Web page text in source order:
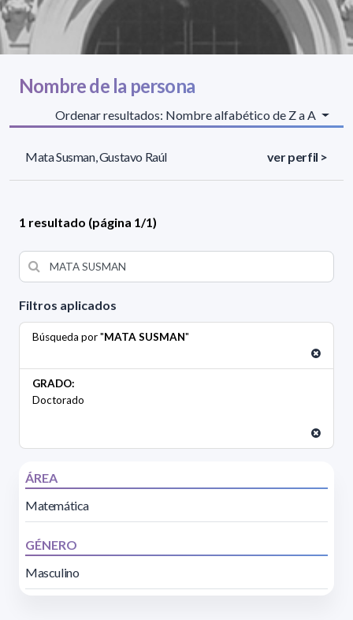
Filtros aplicados
Búsqueda por "MATA SUSMAN"
GRADO:
Doctorado
ÁREA
Matemática
GÉNERO
Masculino
Nombre de la persona
Ordenar resultados: Nombre alfabético de Z a A
Mata Susman, Gustavo Raúl ver perfil >
1 resultado (página 1/1)